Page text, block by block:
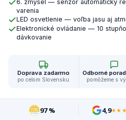
6. zmysel — senzor automaticky
varenia
LED osvetlenie — voľba jasu aj
Elektronické ovládanie — 10
dávkovanie
Doprava zadarmo
po celom Slovensku
Odborné
pomôžeme s
97 % 4,9